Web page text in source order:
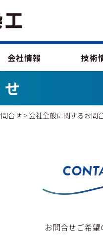
会社情報 技術
合せ > 会社全般に関するお問
お問合せご希望